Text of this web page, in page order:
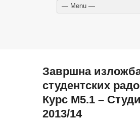
— Menu —
Завршна
студентских
Курс М5.1 –
2013/14